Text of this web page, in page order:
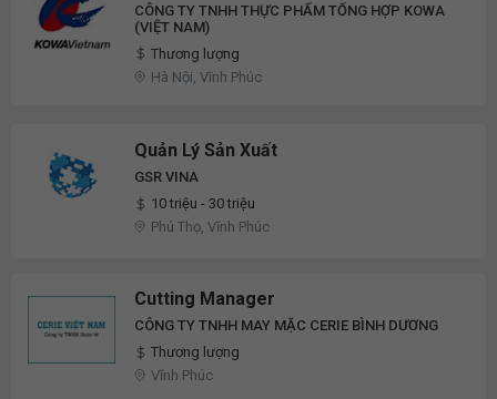
CÔNG TY TNHH THỰC PHẨM TỔNG HỢP KOWA
(VIỆT NAM)
Thương lượng
Hà Nội, Vĩnh Phúc
Quản Lý Sản Xuất
GSR VINA
10 triệu - 30 triệu
Phú Thọ, Vĩnh Phúc
Cutting Manager
CÔNG TY TNHH MAY MẶC CERIE BÌNH DƯƠNG
Thương lượng
Vĩnh Phúc